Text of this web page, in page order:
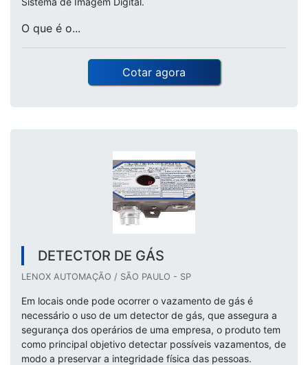
O que é o...
Cotar agora
DETECTOR DE GÁS
LENOX AUTOMAÇÃO / SÃO PAULO - SP
Em locais onde pode ocorrer o vazamento de gás é
necessário o uso de um detector de gás, que assegura a
segurança dos operários de uma empresa, o produto tem
como principal objetivo detectar possíveis vazamentos, de
modo a preservar a integridade física das pessoas.